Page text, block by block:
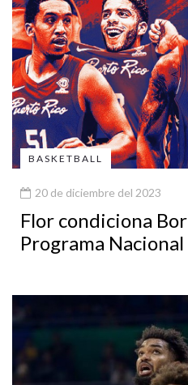
BASKETBALL
20 de diciembre del 2023
Flor condiciona
Programa Nacional